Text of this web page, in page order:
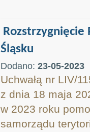
Rozstrzygnięcie
Śląsku
Dodano: 23-05-2023
Uchwałą nr LIV/
z dnia 18 maja
w 2023 roku
samorządu